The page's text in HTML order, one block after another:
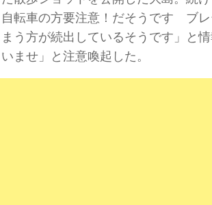
転車の方要注意！だそうです ブ
う方が続出しているそうです」と
ませ」と注意喚起した。